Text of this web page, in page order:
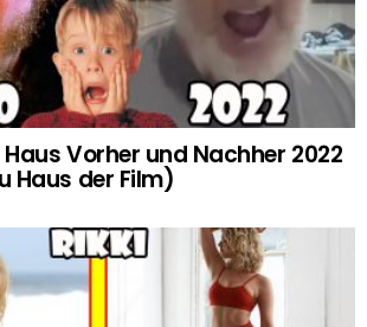
Haus Vorher und Nachher 2022
Haus der Film)